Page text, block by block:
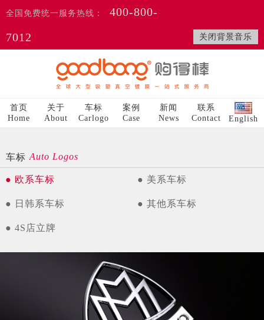
关闭背景音乐
全国免费统一服务热线：
400-800-
7012
首页
Home
关于
About
车标
Carlogo
案例
Case
新闻
News
联系
Contact
English
车标 Auto Logos
● 欧系车标 ● 美系车标
● 日韩系车标 ● 其他系车标
● 4S店立牌